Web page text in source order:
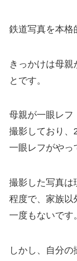
鉄道写真を本格
きっかけは母親
とです。
母親が一眼レフ
撮影しており、
一眼レフがやっ
撮影した写真は
程度で、家族以
一度もないです。
しかし、自分